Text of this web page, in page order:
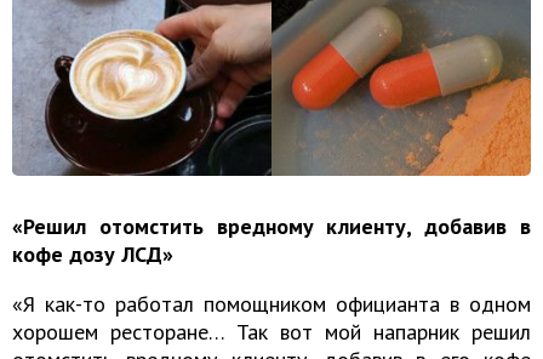
«Решил отомстить вредному клиенту, добавив в
кофе дозу ЛСД»
«Я как-то работал помощником официанта в одном
хорошем ресторане… Так вот мой напарник решил